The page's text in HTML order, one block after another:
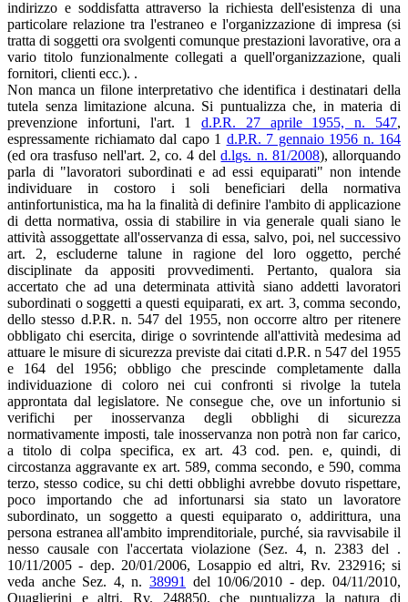
indirizzo e soddisfatta attraverso la richiesta dell'esistenza di una
particolare relazione tra l'estraneo e l'organizzazione di impresa (si
tratta di soggetti ora svolgenti comunque prestazioni lavorative, ora a
vario titolo funzionalmente collegati a quell'organizzazione, quali
fornitori, clienti ecc.). .
Non manca un filone interpretativo che identifica i destinatari della
tutela senza limitazione alcuna. Si puntualizza che, in materia di
prevenzione infortuni, l'art. 1d.P.R. 27 aprile 1955, n. 547,
espressamente richiamato dal capo 1 d.P.R. 7 gennaio 1956 n. 164
(ed ora trasfuso nell'art. 2, co. 4 deld.lgs. n. 81/2008), allorquando
parla di "lavoratori subordinati e ad essi equiparati" non intende
individuare in costoro i soli beneficiari della normativa
antinfortunistica, ma ha la finalità di definire l'ambito di applicazione
di detta normativa, ossia di stabilire in via generale quali siano le
attività assoggettate all'osservanza di essa, salvo, poi, nel successivo
art. 2, escluderne talune in ragione del loro oggetto, perché
disciplinate da appositi provvedimenti. Pertanto, qualora sia
accertato che ad una determinata attività siano addetti lavoratori
subordinati o soggetti a questi equiparati, ex art. 3, comma secondo,
dello stesso d.P.R. n. 547 del 1955, non occorre altro per ritenere
obbligato chi esercita, dirige o sovrintende all'attività medesima ad
attuare le misure di sicurezza previste dai citati d.P.R. n 547 del 1955
e 164 del 1956; obbligo che prescinde completamente dalla
individuazione di coloro nei cui confronti si rivolge la tutela
approntata dal legislatore. Ne consegue che, ove un infortunio si
verifichi per inosservanza degli obblighi di sicurezza
normativamente imposti, tale inosservanza non potrà non far carico,
a titolo di colpa specifica, ex art. 43 cod. pen. e, quindi, di
circostanza aggravante ex art. 589, comma secondo, e 590, comma
terzo, stesso codice, su chi detti obblighi avrebbe dovuto rispettare,
poco importando che ad infortunarsi sia stato un lavoratore
subordinato, un soggetto a questi equiparato o, addirittura, una
persona estranea all'ambito imprenditoriale, purché, sia ravvisabile il
nesso causale con l'accertata violazione (Sez. 4, n. 2383 del .
10/11/2005 - dep. 20/01/2006, Losappio ed altri, Rv. 232916; si
veda anche Sez. 4, n. 38991
del 10/06/2010 - dep. 04/11/2010,
Quaglierini e altri, Rv. 248850, che puntualizza la natura di